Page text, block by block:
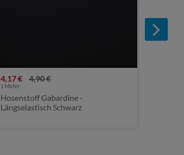
4,17 € 4,90 €
1 Meter
Hosenstoff Gabardine -
Längselastisch Schwarz